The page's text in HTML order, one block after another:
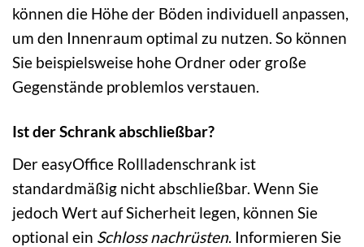
können die Höhe der Böden individuell anpassen,
um den Innenraum optimal zu nutzen. So können
Sie beispielsweise hohe Ordner oder große
Gegenstände problemlos verstauen.
Ist der Schrank abschließbar?
Der easyOffice Rollladenschrank ist
standardmäßig nicht abschließbar. Wenn Sie
jedoch Wert auf Sicherheit legen, können Sie
optional ein Schloss nachrüsten. Informieren Sie